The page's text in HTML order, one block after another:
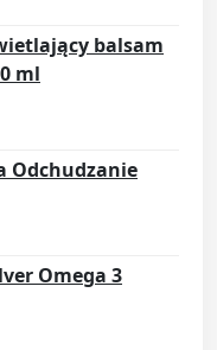
balsam
ml
Odchudzanie
Omega 3